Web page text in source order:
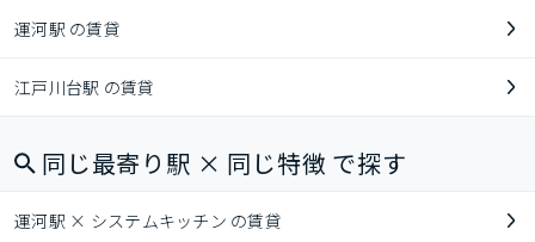
運河駅 の賃貸
江戸川台駅 の賃貸
同じ最寄り駅 × 同じ特徴 で探す
運河駅 × システムキッチン の賃貸